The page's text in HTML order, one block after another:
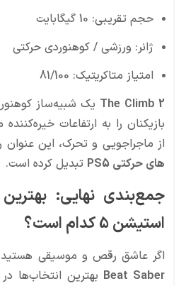
حجم تقریبی: 10 گیگابایت
ژانر: ورزشی / کوهنوردی حرکتی
امتیاز متاکریتیک: 81/100
The Climb 2
بازیکنان را به ارتفاعات
از ماجراجویی و تحرک، این عنوان
های حرکتی PS5
تبدیل کرده است.
جمع‌بندی نهایی:
استیشن 5 کدام است؟
اگر عاشق رقص و موسیقی
Beat Saber بهترین انتخاب‌ها